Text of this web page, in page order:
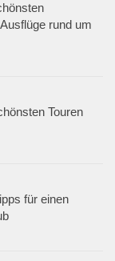
rund um
Touren
für einen